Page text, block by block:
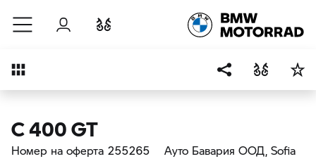
Към основното съдържание
Вход
Преглед
C 400 GT
Номер на оферта 255265 Ауто Бавария ООД, Sofia